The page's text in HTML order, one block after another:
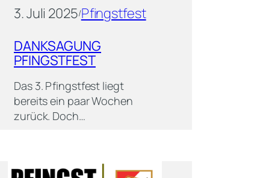
3. Juli 2025/Pfingstfest
DANKSAGUNG
PFINGSTFEST
Das 3. Pfingstfest liegt
bereits ein paar Wochen
zurück. Doch…